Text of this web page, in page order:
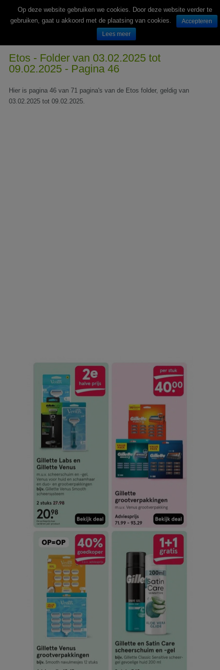
Wekelijks nieuwe folders van Nederlandse supermarkten en winkels
Etos - Folder van 03.02.2025 tot
09.02.2025 - Pagina 46
Hier is pagina 46 van 71 pagina's van de Etos folder, geldig van
03.02.2025 tot 09.02.2025.
Op deze website gebruiken we cookies. Door deze website verder te
gebruiken, gaat u akkoord met de plaatsing van cookies.
Accepteren
Lees meer